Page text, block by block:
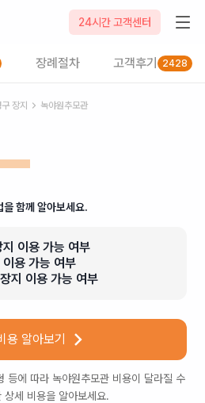
24시간 고객센터
장례절차 고객후기 2428
장지 녹야원추모관
을 함께 알아보세요.
이용 가능 여부
용 가능 여부
지 이용 가능 여부
용 알아보기
등에 따라 녹야원추모관 비용이 달라질 수
상세 비용을 알아보세요.